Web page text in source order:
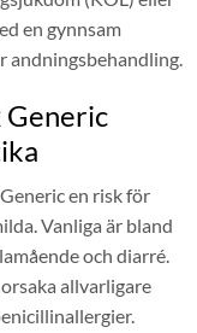
en gynnsam
andningsbehandling.
en risk för
Vanliga är bland
och diarré.
allvarligare